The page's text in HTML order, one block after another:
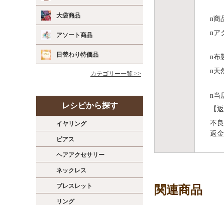
大袋商品
アソート商品
日替わり特価品
カテゴリー一覧 >>
レシピから探す
イヤリング
ピアス
ヘアアクセサリー
ネックレス
ブレスレット
リング
n商
nア
n布
n天
n当
【
不
返
関連商品